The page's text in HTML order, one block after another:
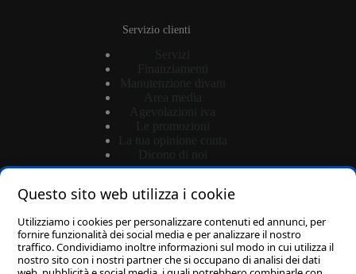
Questo sito web utilizza i cookie
Utilizziamo i cookies per personalizzare contenuti ed annunci, per
fornire funzionalità dei social media e per analizzare il nostro
traffico. Condividiamo inoltre informazioni sul modo in cui utilizza il
nostro sito con i nostri partner che si occupano di analisi dei dati
Servizio clienti
Login
Password dimenticata?
Carrello